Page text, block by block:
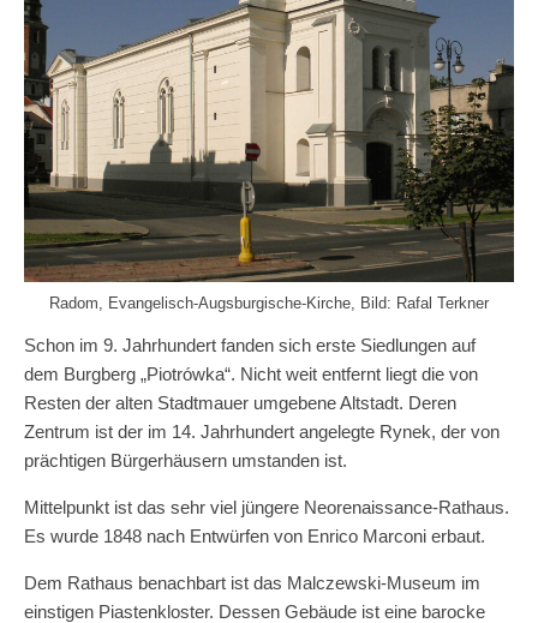
Radom, Evangelisch-Augsburgische-Kirche, Bild: Rafal Terkner
Schon im 9. Jahrhundert fanden sich erste Siedlungen auf
dem Burgberg „Piotrówka“. Nicht weit entfernt liegt die von
Resten der alten Stadtmauer umgebene Altstadt. Deren
Zentrum ist der im 14. Jahrhundert angelegte Rynek, der von
prächtigen Bürgerhäusern umstanden ist.
Mittelpunkt ist das sehr viel jüngere Neorenaissance-Rathaus.
Es wurde 1848 nach Entwürfen von Enrico Marconi erbaut.
Dem Rathaus benachbart ist das Malczewski-Museum im
einstigen Piastenkloster. Dessen Gebäude ist eine barocke